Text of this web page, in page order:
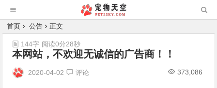
首页 公告 正文
本网站，不欢迎无诚信的广告商！！
2020-04-02 评论 373,086
144字 阅读0分28秒